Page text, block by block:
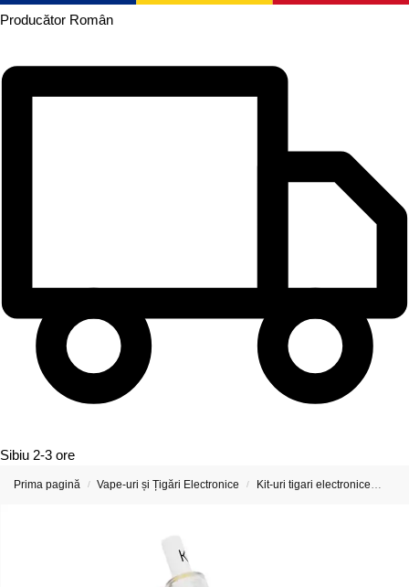
Producător Român
Sibiu 2-3 ore
Prima pagină / Vape-uri și Țigări Electronice / Kit-uri tigari electronice